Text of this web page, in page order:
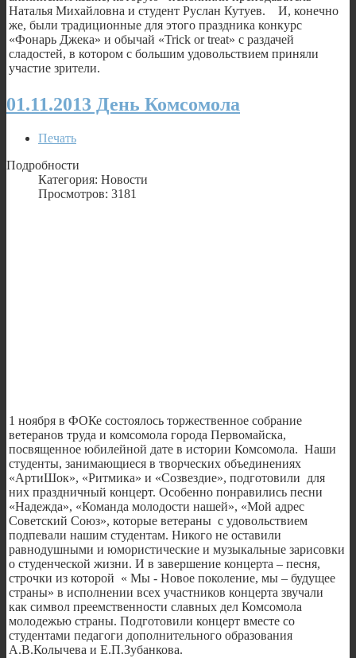
Наталья Михайловна и студент Руслан Кутуев. И, конечно
же, были традиционные для этого праздника конкурс
«Фонарь Джека» и обычай «Trick or treat» с раздачей
сладостей, в котором с большим удовольствием приняли
участие зрители.
01.11.2013 День Комсомола
Печать
Подробности
Категория: Новости
Просмотров: 3181
1 ноября в ФОКе состоялось торжественное собрание
ветеранов труда и комсомола города Первомайска,
посвященное юбилейной дате в истории Комсомола. Наши
студенты, занимающиеся в творческих объединениях
«АртиШок», «Ритмика» и «Созвездие», подготовили для
них праздничный концерт. Особенно понравились песни
«Надежда», «Команда молодости нашей», «Мой адрес
Советский Союз», которые ветераны с удовольствием
подпевали нашим студентам. Никого не оставили
равнодушными и юмористические и музыкальные зарисовки
о студенческой жизни. И в завершение концерта – песня,
строчки из которой « Мы - Новое поколение, мы – будущее
страны» в исполнении всех участников концерта звучали
как символ преемственности славных дел Комсомола
молодежью страны. Подготовили концерт вместе со
студентами педагоги дополнительного образования
А.В.Колычева и Е.П.Зубанкова.